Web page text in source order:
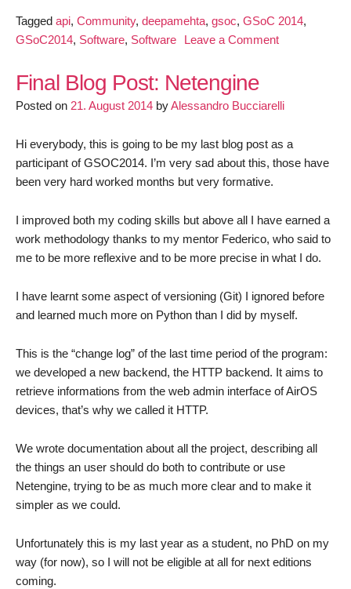
Tagged api, Community, deepamehta, gsoc, GSoC 2014,
GSoC2014, Software, Software Leave a Commenton
Freifunk
Query
Client
on
Final Blog Post: Netengine
Posted on 21. August 2014 byAlessandro Bucciarelli
Hi everybody, this is going to be my last blog post as a
participant of GSOC2014. I’m very sad about this, those have
been very hard worked months but very formative.
I improved both my coding skills but above all I have earned a
work methodology thanks to my mentor Federico, who said to
me to be more reflexive and to be more precise in what I do.
I have learnt some aspect of versioning (Git) I ignored before
and learned much more on Python than I did by myself.
This is the “change log” of the last time period of the program:
we developed a new backend, the HTTP backend. It aims to
retrieve informations from the web admin interface of AirOS
devices, that’s why we called it HTTP.
We wrote documentation about all the project, describing all
the things an user should do both to contribute or use
Netengine, trying to be as much more clear and to make it
simpler as we could.
Unfortunately this is my last year as a student, no PhD on my
way (for now), so I will not be eligible at all for next editions
coming.